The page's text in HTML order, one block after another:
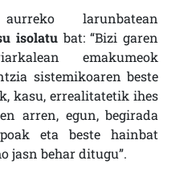
larunbatean
isolatubat: “Bizi garen
emakumeok
sistemikoaren beste
kasu, errealitatetik ihes
arren, egun, begirada
eta beste hainbat
jasn behar ditugu”.